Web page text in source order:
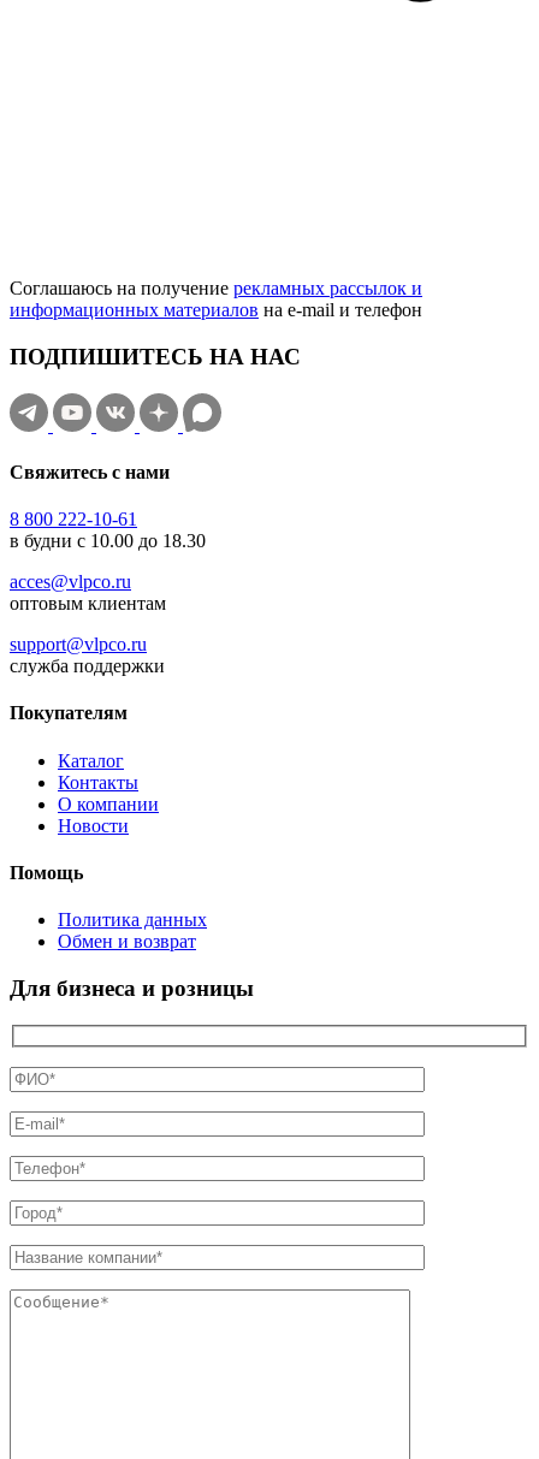
Соглашаюсь на получение рекламных рассылок и
информационных материалов на e‑mail и телефон
ПОДПИШИТЕСЬ НА НАС
Свяжитесь с нами
8 800 222-10-61
в будни с 10.00 до 18.30
acces@vlpco.ru
оптовым клиентам
support@vlpco.ru
служба поддержки
Покупателям
Каталог
Контакты
О компании
Новости
Помощь
Политика данных
Обмен и возврат
Для бизнеса и розницы